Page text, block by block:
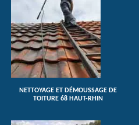
NETTOYAGE ET DÉMOUSSAGE DE
TOITURE 68 HAUT-RHIN